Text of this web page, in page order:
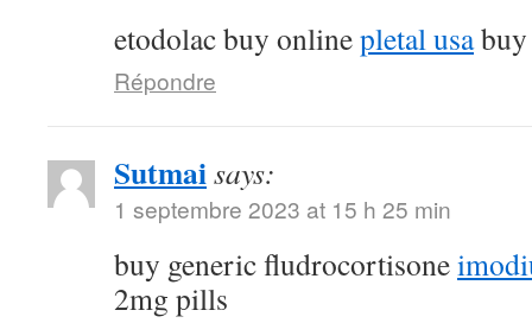
etodolac buy onlinepletal usabuy
Répondre
Sutmaisays:
1 septembre 2023 at 15 h 25 min
buy generic fludrocortisone
2mg pills